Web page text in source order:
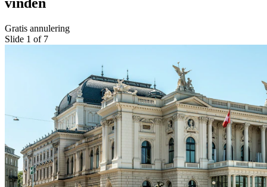
vinden
Gratis annulering
Slide 1 of 7